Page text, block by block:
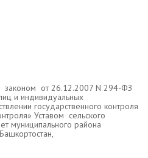
законом от 26.12.2007 N 294-ФЗ
и индивидуальных
государственного контроля
Уставом сельского
муниципального района